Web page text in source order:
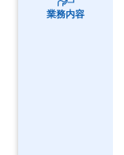
業務内容